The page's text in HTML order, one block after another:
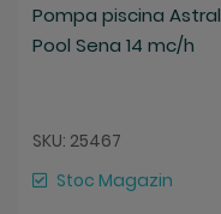
Pompa piscina Astral
Pool Sena 14 mc/h
SKU: 25467
Stoc Magazin